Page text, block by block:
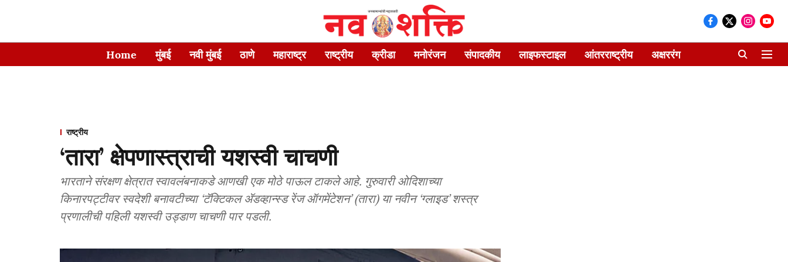
Home मुंबई नवी मुंबई ठाणे महाराष्ट्र राष्ट्रीय क्रीडा मनोरंजन संपादकीय लाइफस्टाइल आंतरराष्ट्रीय अक्षररंग
राष्ट्रीय
‘तारा’ क्षेपणास्त्राची यशस्वी चाचणी
भारताने संरक्षण क्षेत्रात स्वावलंबनाकडे आणखी एक मोठे पाऊल टाकले आहे. गुरुवारी ओदिशाच्या
किनारपट्टीवर स्वदेशी बनावटीच्या ‘टॅक्टिकल ॲडव्हान्स्ड रेंज ऑगमेंटेशन’ (तारा) या नवीन ‘ग्लाइड’ शस्त्र
प्रणालीची पहिली यशस्वी उड्डाण चाचणी पार पडली.